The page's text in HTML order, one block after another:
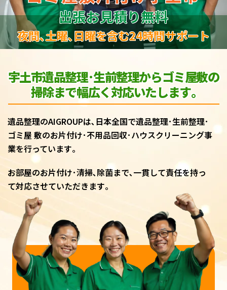
出張お見積り無料
夜間､土曜､日曜を含む24時間サポート
宇土市遺品整理･生前整理からゴミ屋敷の
掃除まで幅広く対応いたします｡
遺品整理のAIGROUPは､日本全国で遺品整理･生前整理･
ゴミ屋 敷のお片付け･不用品回収･ハウスクリーニング事
業を行っています｡
お部屋のお片付け･清掃､除菌まで､一貫して責任を持っ
て対応させていただきます｡